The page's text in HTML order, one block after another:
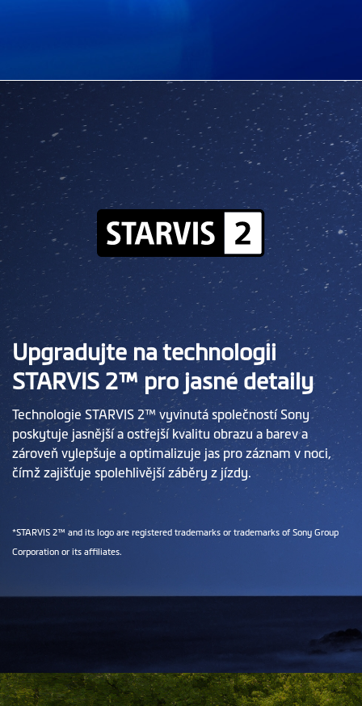
Upgradujte na technologii
STARVIS 2™ pro jasné detaily
Technologie STARVIS 2™ vyvinutá společností Sony
poskytuje jasnější a ostřejší kvalitu obrazu a barev a
zároveň vylepšuje a optimalizuje jas pro záznam v noci,
čímž zajišťuje spolehlivější záběry z jízdy.
*STARVIS 2™ and its logo are registered trademarks or trademarks of Sony Group
Corporation or its affiliates.